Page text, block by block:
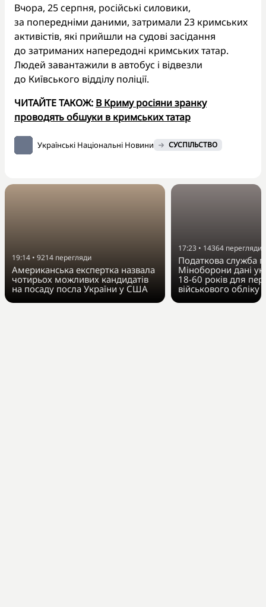
Вчора, 25 серпня, російські силовики,
за попередніми даними, затримали 23 кримських
активістів, які прийшли на судові засідання
до затриманих напередодні кримських татар.
Людей завантажили в автобус і відвезли
до Київського відділу поліції.
ЧИТАЙТЕ ТАКОЖ: В Криму росіяни зранку
проводять обшуки в кримських татар
Українські Національні Новини СУСПІЛЬСТВО
19:14 • 9214 перегляди
Американська експертка назвала
чотирьох можливих кандидатів
на посаду посла України у США
17:23 • 14364 перегляди
Податкова служба
Міноборони дані
18-60 років для
військового обліку